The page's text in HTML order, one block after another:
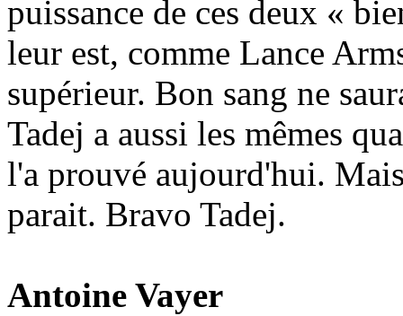
puissance de ces deux «
leur est, comme Lance
supérieur. Bon sang ne
Tadej a aussi les mêmes
l'a prouvé aujourd'hui.
parait. Bravo Tadej.
Antoine Vayer